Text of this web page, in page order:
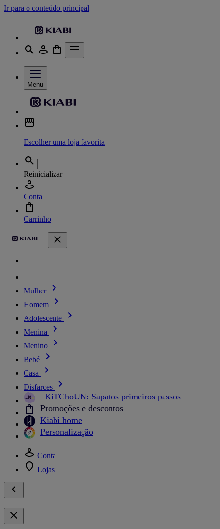
Ir para o conteúdo principal
Menu
Escolher uma loja favorita
Reinicializar
Conta
Carrinho
Mulher
Homem
Adolescente
Menina
Menino
Bebé
Casa
Disfarces
_KiTChoUN: Sapatos primeiros passos
Promoções e descontos
Kiabi home
Personalização
Conta
Lojas